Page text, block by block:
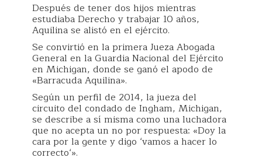
Después de tener dos hijos mientras
estudiaba Derecho y trabajar 10 años,
Aquilina se alistó en el ejército.
Se convirtió en la primera Jueza Abogada
General en la Guardia Nacional del Ejército
en Michigan, donde se ganó el apodo de
«Barracuda Aquilina».
Según un perfil de 2014, la jueza del
circuito del condado de Ingham, Michigan,
se describe a sí misma como una luchadora
que no acepta un no por respuesta: «Doy la
cara por la gente y digo ‘vamos a hacer lo
correcto‘».